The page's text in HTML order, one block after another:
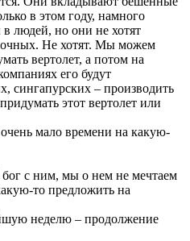
в этом году, намного
людей, но они не хотят
Не хотят. Мы можем
вертолет, а потом на
его будут
сингапурских – производить
этот вертолет или
мало времени на какую-
с ним, мы о нем не мечтаем
то предложить на
неделю – продолжение